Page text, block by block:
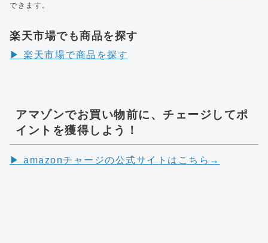
できます。
楽天市場でも商品を探す
▶︎ 楽天市場で商品を探す
アマゾンでお買い物前に、チェージしてポ
イントを獲得しよう！
▶︎ amazonチャージの公式サイトはこちら→